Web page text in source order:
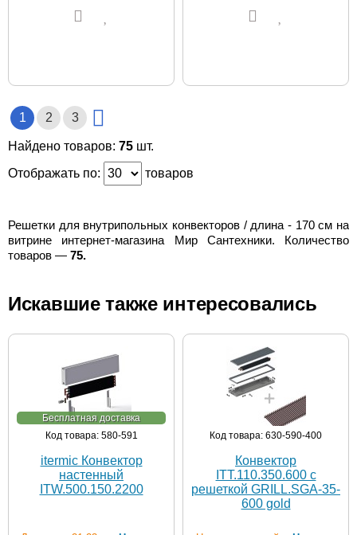
1 2 3
Найдено товаров: 75 шт.
Отображать по:
товаров
Решетки для внутрипольных конвекторов / длина - 170 см на
витрине интернет-магазина Мир Сантехники. Количество
товаров — 75.
Искавшие также интересовались
Бесплатная доставка
Код товара: 580-591
itermic Конвектор
настенный
ITW.500.150.2200
Код товара: 630-590-400
Конвектор
ITT.110.350.600 с
решеткой GRILL.SGA-35-
600 gold